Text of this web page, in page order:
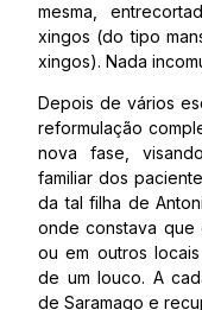
mesma,
xingos (do tipo
xingos). Nada
Depois de vários
reformulação
nova fase,
familiar dos
da tal filha de
onde constava que
ou em outros
de um louco. A
de Saramago e